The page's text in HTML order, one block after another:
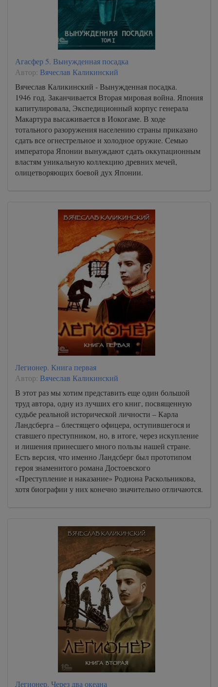
Агасфер 5. Вынужденная посадка
Автор: Вячеслав Каликинский
Вячеслав Каликинский - Вынужденная посадка.
1946 год. Заканчивается Вторая мировая война. Япония
капитулировала, Экспедиционный корпус генерала
Макартура высаживается в Иокогаме. В ходе
тотального разоружения населению страны приказано
сдать все огнестрельное и холодное оружие. Семью
императора Японии вынуждают сдать оккупационным
властям уникальную коллекцию древних мечей,
олицетворяющих боевой дух Японии.
Легионер. Книга первая
Автор: Вячеслав Каликинский
В этот раз мы хотим представить еще один большой
труд автора, одну из лучших его книг, посвященную
судьбе реальной исторической личности – Карла
Ландсберга – блестящего офицера, оступившегося и
ставшего преступником, но, в итоге, через искупление
и лишения принесшего много пользы нашей стране.
Есть версия, что именно Ландсберг был прототипом
героя знаменитого романа Достоевского
«Преступление и наказание» Родиона Раскольникова,
хотя биографии у них конечно значительно отличаются.
Легионер. Через два океана